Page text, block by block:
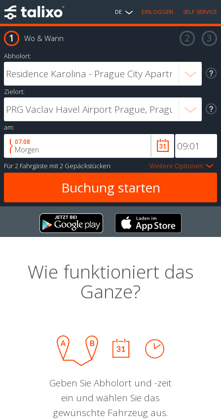
DE EINLOGGEN SELF SERVICE
Wo & Wann
Abholort:
Zielort:
am:
07.08
Morgen
Für2 Fahrgäste mit2 Gepäckstücken Weitere Optionen
Wie funktioniert das
Ganze?
Geben Sie Abholort und -zeit
ein und wählen Sie das
gewünschte Fahrzeug aus.